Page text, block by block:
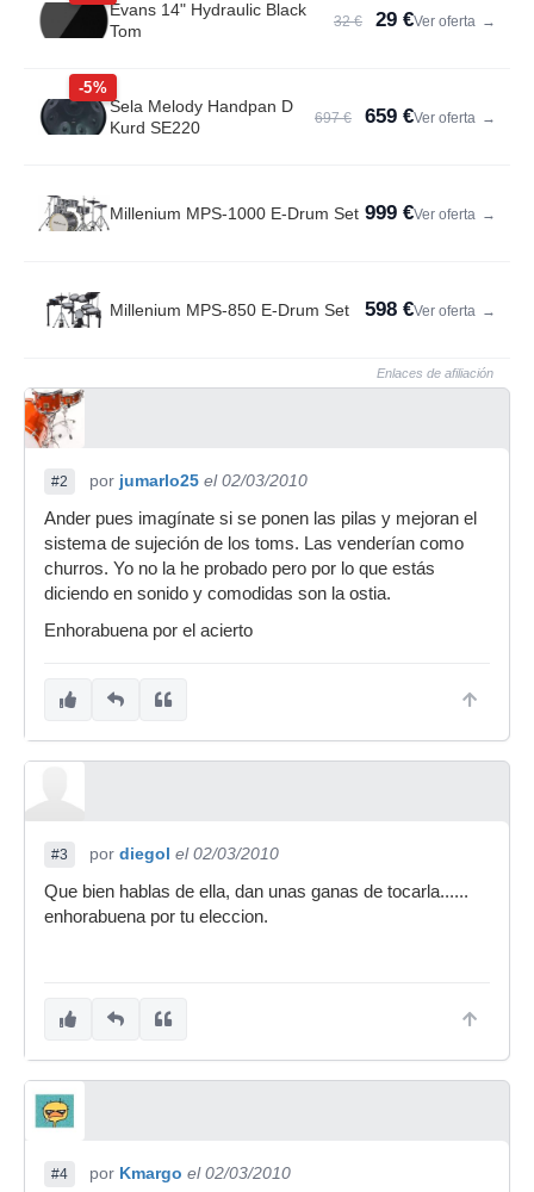
Evans 14" Hydraulic Black
Tom
32 € 29 €Ver oferta →
-5%
Sela Melody Handpan D
Kurd SE220
697 € 659 €Ver oferta →
Millenium MPS-1000 E-Drum Set 999 €Ver oferta →
Millenium MPS-850 E-Drum Set 598 €Ver oferta →
Enlaces de afiliación
#2 por jumarlo25 el 02/03/2010
Ander pues imagínate si se ponen las pilas y mejoran el
sistema de sujeción de los toms. Las venderían como
churros. Yo no la he probado pero por lo que estás
diciendo en sonido y comodidas son la ostia.
Enhorabuena por el acierto
#3 por diegol el 02/03/2010
Que bien hablas de ella, dan unas ganas de tocarla......
enhorabuena por tu eleccion.
#4 por Kmargo el 02/03/2010